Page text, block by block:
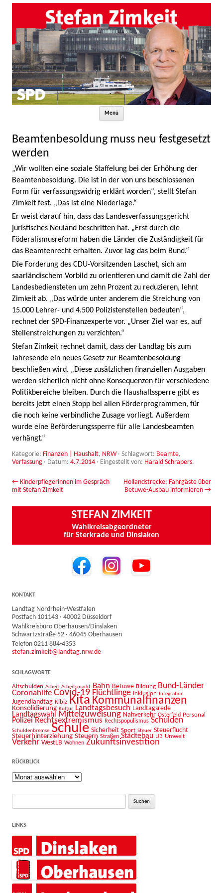
Menü
Beamtenbesoldung muss neu festgesetzt
werden
„Wir wollten eine soziale Staffelung bei der Erhöhung der
Beamtenbesoldung. Die ist in der von uns beschlossenen
Form für verfassungswidrig erklärt worden“, stellt Stefan
Zimkeit fest. „Das ist eine Niederlage.“
Er weist darauf hin, dass das Landesverfassungsgericht
juristisches Neuland beschritten hat. „Erst durch die
Föderalismusreform haben die Länder die Zuständigkeit für
das Beamtenrecht erhalten. Zuvor lag das beim Bund.“
Die Forderung des CDU-Vorsitzenden Laschet, sich am
saarländischem Vorbild zu orientieren und damit die Zahl der
Landesbediensteten um zehn Prozent zu reduzieren, lehnt
Zimkeit ab. „Das würde unter anderem die Streichung von
15.000 Lehrer- und 4.500 Polizistenstellen bedeuten“,
rechnet der SPD-Finanzexperte vor. „Unser Ziel war es, auf
Stellenstreichungen zu verzichten.“
Stefan Zimkeit rechnet damit, dass der Landtag bis zum
Jahresende ein neues Gesetz zur Beamtenbesoldung
beschließen wird. „Diese zusätzlichen finanziellen Ausgaben
werden sicherlich nicht ohne Konsequenzen für verschiedene
Politikbereiche bleiben. Durch die Haushaltssperre gibt es
bereits jetzt einen Stopp bei allen Förderprogrammen, für
die noch keine verbindliche Zusage vorliegt. Außerdem
wurde eine Beförderungssperre für alle Landesbeamten
verhängt.“
Kategorie: Finanzen | Haushalt, NRW· Schlagwort: Beamte,
Verfassung · Datum: 4.7.2014 · Eingestellt von: Harald Schrapers.
Beitrags-Navigation
← Kinderpflegerinnen im Gespräch
mit Stefan Zimkeit
Hollandstrecke: Fahrgäste über
Betuwe-Ausbau informieren →
STEFAN ZIMKEIT
Wahlkreisabgeordneter
für Sterkrade und Dinslaken
KONTAKT
Landtag Nordrhein-Westfalen
Postfach 101143 · 40002 Düsseldorf
Wahlkreisbüro Oberhausen/Dinslaken
Schwartzstraße 52 · 46045 Oberhausen
Telefon 0211 884-4353
stefan.zimkeit@landtag.nrw.de
SCHLAGWORTE
Altschulden Arbeit Arbeitsmarkt Bahn Betuwe Bildung Bund-Länder
Coronahilfe Covid-19 Flüchtlinge Inklusion Integration
Jugendlandtag Kibiz Kita Kommunalfinanzen
Konsolidierung Kultur Landtagsbesuch Landtagsrede
Landtagswahl Mittelzuweisung Nahverkehr Osterfeld Personal
Polizei Rechtsextremismus Rechtspopulismus Schulden
Schuldenbremse Schule Sicherheit Sport Steuer Steuerflucht
Steuerhinterziehung Steuern Straßen Städtebau U3 Umwelt
Verkehr WestLB Wohnen Zukunftsinvestition
RÜCKBLICK
Rückblick
Suche
LINKS